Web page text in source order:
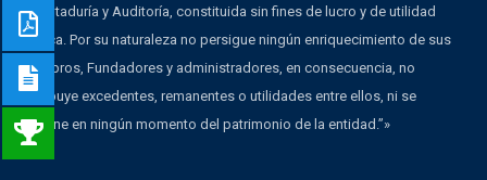
la Contaduría y Auditoría, constituida sin fines de lucro y de utilidad
pública. Por su naturaleza no persigue ningún enriquecimiento de sus
Miembros, Fundadores y administradores, en consecuencia, no
distribuye excedentes, remanentes o utilidades entre ellos, ni se
dispone en ningún momento del patrimonio de la entidad.”»